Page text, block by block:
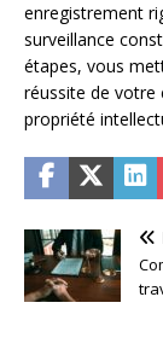
enregistrement
surveillance
étapes, vous
réussite de
propriété